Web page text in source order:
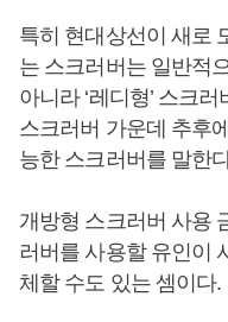
특히 현대상선이 새로
는 스크러버는 일반적
아니라 ‘레디형’ 스크
스크러버 가운데 추후
능한 스크러버를 말한
개방형 스크러버 사용
러버를 사용할 유인이
체할 수도 있는 셈이다.